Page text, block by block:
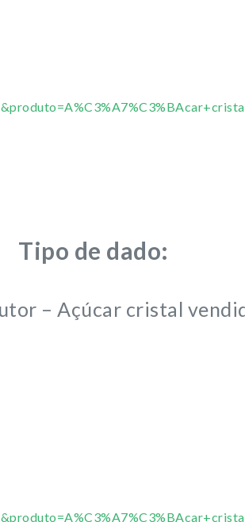
Tipo de dado:
– Açúcar cristal